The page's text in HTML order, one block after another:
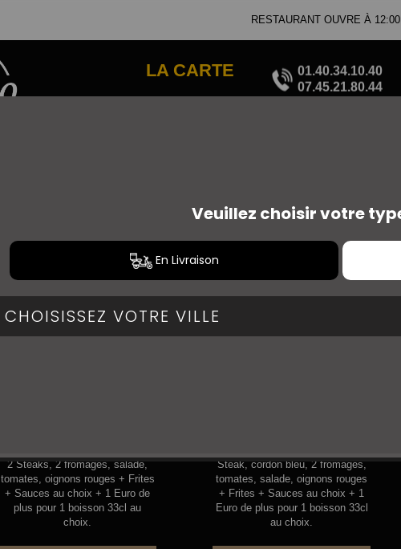
RESTAURANT OUVRE À 12:00
LA CARTE
01.40.34.10.40
07.45.21.80.44
SANDWICHS
2 Steaks, 2 fromages, salade,
tomates, oignons rouges + Frites
+ Sauces au choix + 1 Euro de
plus pour 1 boisson 33cl au
choix.
Steak, cordon bleu, 2 fromages,
tomates, salade, oignons rouges
+ Frites + Sauces au choix + 1
Euro de plus pour 1 boisson 33cl
au choix.